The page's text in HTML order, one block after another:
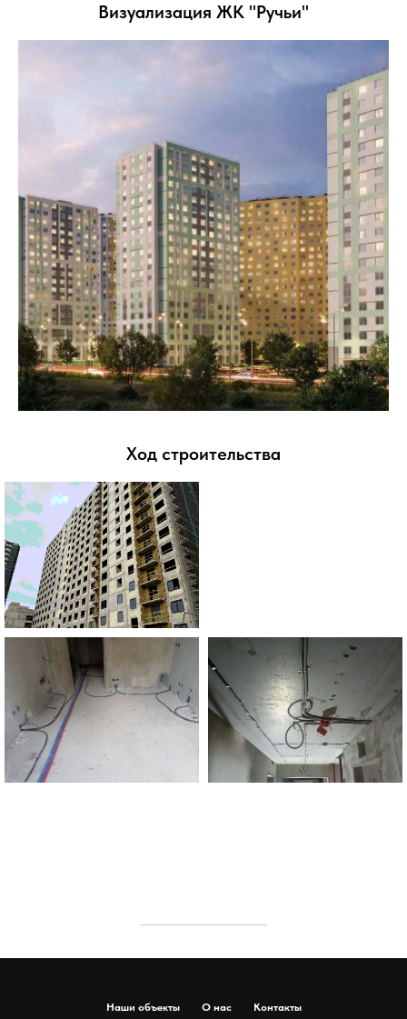
Визуализация ЖК "Ручьи"
Ход строительства
Наши объекты О нас Контакты